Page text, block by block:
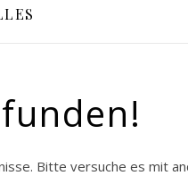
Bitte versuche es mit